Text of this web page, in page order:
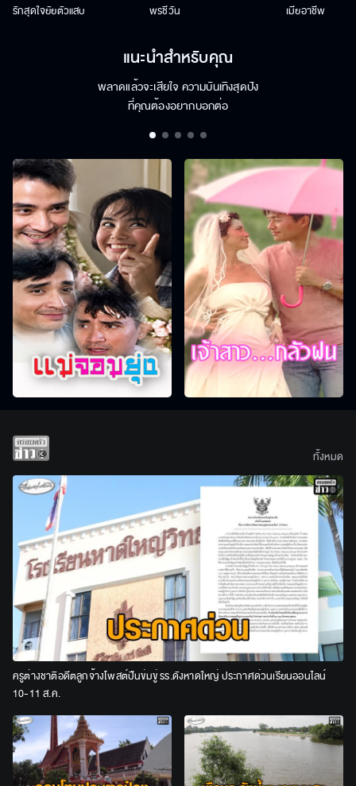
รักสุดใจยัยตัวแสบ พรชีวัน เมียอาชีพ
แนะนำสำหรับคุณ
พลาดแล้วจะเสียใจ ความบันเทิงสุดปัง
ที่คุณต้องอยากบอกต่อ
ครูต่างชาติอดีตลูกจ้างโพสต์ปืนข่มขู่ รร.ดังหาดใหญ่ ประกาศด่วนเรียนออนไลน์
10-11 ส.ค.
ทั้งหมด